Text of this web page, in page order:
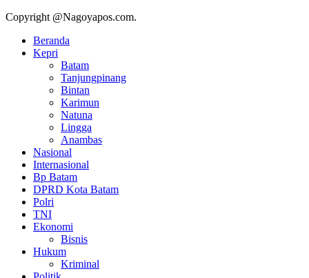
Copyright @Nagoyapos.com.
Beranda
Kepri
Batam
Tanjungpinang
Bintan
Karimun
Natuna
Lingga
Anambas
Nasional
Internasional
Bp Batam
DPRD Kota Batam
Polri
TNI
Ekonomi
Bisnis
Hukum
Kriminal